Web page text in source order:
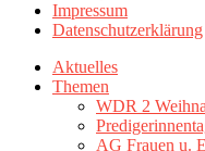
Impressum
Datenschutzerklärung
Aktuelles
Themen
WDR 2
AG Frauen u.